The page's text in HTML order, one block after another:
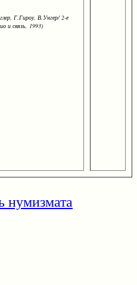
Г.Гироу, В.Унгер/ 2-е
и связь, 1993)
нумизмата